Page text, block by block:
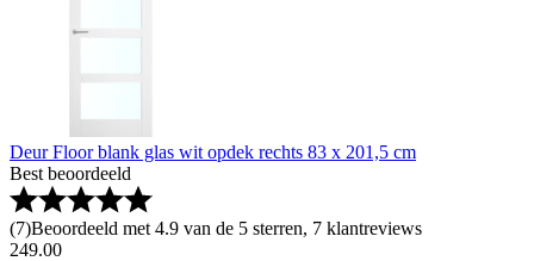
Deur Floor blank glas wit opdek rechts 83 x 201,5 cm
Best beoordeeld
(7)Beoordeeld met 4.9 van de 5 sterren, 7 klantreviews
249.00